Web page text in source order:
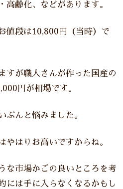
高齢化、などがあります。
値段は10,800円（当時）で
すが職人さんが作った国産の
円が相場です。
ぶんと悩みました。
やはりお高いですからね。
な市場かごの良いところを考
には手に入らなくなるかもし